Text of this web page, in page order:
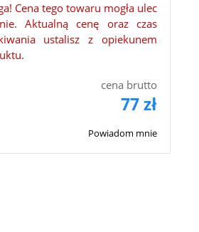
Cena tego towaru mogła ulec
Aktualną cenę oraz czas
ustalisz z opiekunem
cena brutto
77 zł
Powiadom mnie